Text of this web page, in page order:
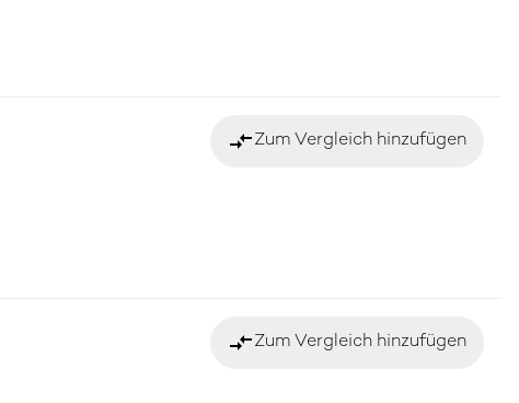
compare_arrowsZum Vergleich hinzufügen
compare_arrowsZum Vergleich hinzufügen